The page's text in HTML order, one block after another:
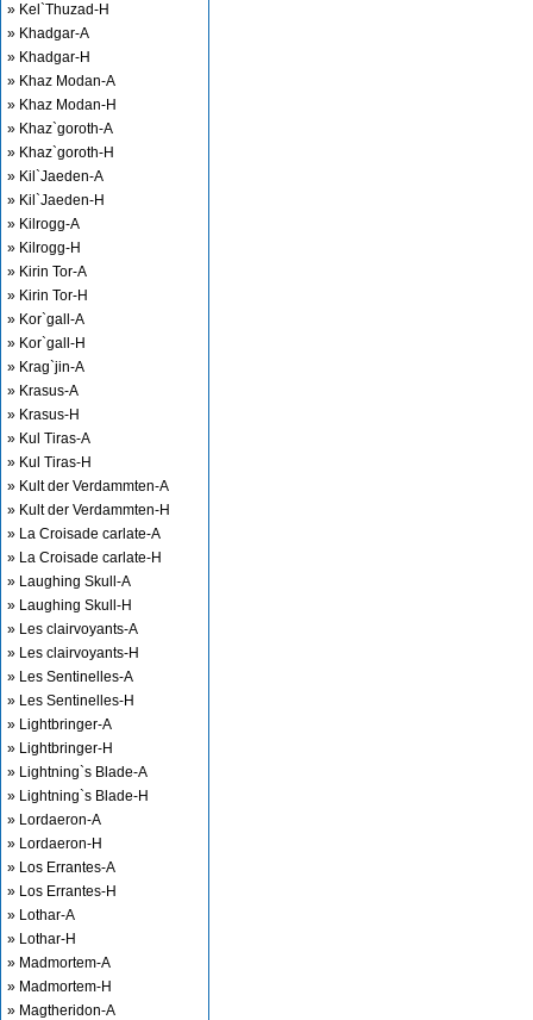
» Kel`Thuzad-H
» Khadgar-A
» Khadgar-H
» Khaz Modan-A
» Khaz Modan-H
» Khaz`goroth-A
» Khaz`goroth-H
» Kil`Jaeden-A
» Kil`Jaeden-H
» Kilrogg-A
» Kilrogg-H
» Kirin Tor-A
» Kirin Tor-H
» Kor`gall-A
» Kor`gall-H
» Krag`jin-A
» Krasus-A
» Krasus-H
» Kul Tiras-A
» Kul Tiras-H
» Kult der Verdammten-A
» Kult der Verdammten-H
» La Croisade carlate-A
» La Croisade carlate-H
» Laughing Skull-A
» Laughing Skull-H
» Les clairvoyants-A
» Les clairvoyants-H
» Les Sentinelles-A
» Les Sentinelles-H
» Lightbringer-A
» Lightbringer-H
» Lightning`s Blade-A
» Lightning`s Blade-H
» Lordaeron-A
» Lordaeron-H
» Los Errantes-A
» Los Errantes-H
» Lothar-A
» Lothar-H
» Madmortem-A
» Madmortem-H
» Magtheridon-A